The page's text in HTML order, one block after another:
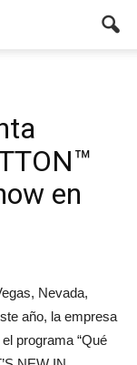
en
Nevada,
año, la empresa
programa “Qué